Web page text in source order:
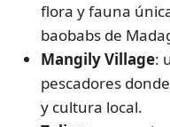
flora y fauna
baobabs de
Mangily Village:
pescadores
y cultura local.